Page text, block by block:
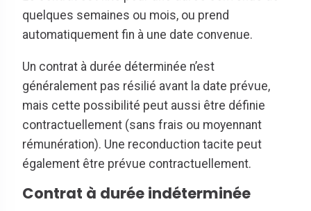
quelques semaines ou mois, ou prend
automatiquement fin à une date convenue.
Un contrat à durée déterminée n’est
généralement pas résilié avant la date prévue,
mais cette possibilité peut aussi être définie
contractuellement (sans frais ou moyennant
rémunération). Une reconduction tacite peut
également être prévue contractuellement.
Contrat à durée indéterminée